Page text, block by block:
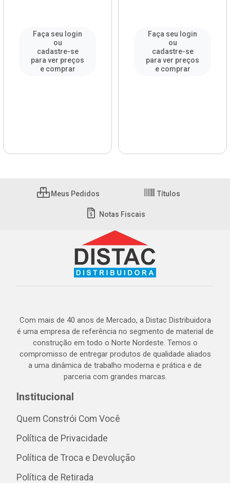
Faça seu login
ou
cadastre-se
para ver preços
e comprar
Faça seu login
ou
cadastre-se
para ver preços
e comprar
Meus Pedidos Títulos
Notas Fiscais
Com mais de 40 anos de Mercado, a Distac Distribuidora
é uma empresa de referência no segmento de material de
construção em todo o Norte Nordeste. Temos o
compromisso de entregar produtos de qualidade aliados
a uma dinâmica de trabalho moderna e prática e de
parceria com grandes marcas.
Institucional
Quem Constrói Com Você
Política de Privacidade
Política de Troca e Devolução
Política de Retirada